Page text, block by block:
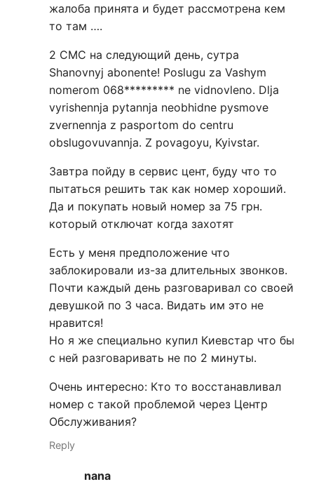
жалоба принята и будет рассмотрена кем
то там ….
2 СМС на следующий день, сутра
Shanovnyj abonente! Poslugu za Vashym
nomerom 068********* ne vidnovleno. Dlja
vyrishennja pytannja neobhidne pysmove
zvernennja z pasportom do centru
obslugovuvannja. Z povagoyu, Kyivstar.
Завтра пойду в сервис цент, буду что то
пытаться решить так как номер хороший.
Да и покупать новый номер за 75 грн.
который отключат когда захотят
Есть у меня предположение что
заблокировали из-за длительных звонков.
Почти каждый день разговаривал со своей
девушкой по 3 часа. Видать им это не
нравится!
Но я же специально купил Киевстар что бы
с ней разговаривать не по 2 минуты.
Очень интересно: Кто то восстанавливал
номер с такой проблемой через Центр
Обслуживания?
Reply
nana